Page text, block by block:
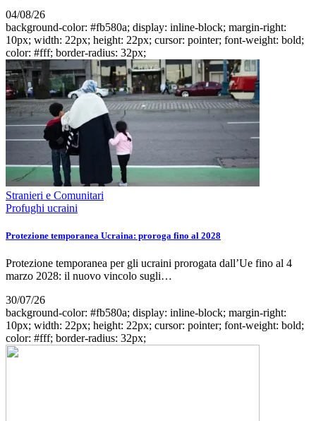
04/08/26
background-color: #fb580a; display: inline-block; margin-right:
10px; width: 22px; height: 22px; cursor: pointer; font-weight: bold;
color: #fff; border-radius: 32px;
Stranieri e Comunitari
Profughi ucraini
Protezione temporanea Ucraina: proroga fino al 2028
Protezione temporanea per gli ucraini prorogata dall’Ue fino al 4
marzo 2028: il nuovo vincolo sugli…
30/07/26
background-color: #fb580a; display: inline-block; margin-right:
10px; width: 22px; height: 22px; cursor: pointer; font-weight: bold;
color: #fff; border-radius: 32px;